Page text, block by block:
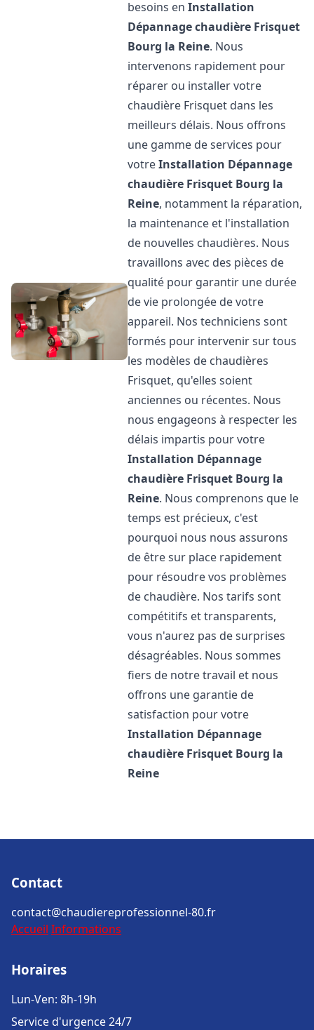
besoins enInstallation
Dépannage chaudière Frisquet
Bourg la Reine. Nous
intervenons rapidement pour
réparer ou installer votre
chaudière Frisquet dans les
meilleurs délais. Nous offrons
une gamme de services pour
votreInstallation Dépannage
chaudière Frisquet Bourg la
Reine, notamment la réparation,
la maintenance et l'installation
de nouvelles chaudières. Nous
travaillons avec des pièces de
qualité pour garantir une durée
de vie prolongée de votre
appareil. Nos techniciens sont
formés pour intervenir sur tous
les modèles de chaudières
Frisquet, qu'elles soient
anciennes ou récentes. Nous
nous engageons à respecter les
délais impartis pour votre
Installation Dépannage
chaudière Frisquet Bourg la
Reine. Nous comprenons que le
temps est précieux, c'est
pourquoi nous nous assurons
de être sur place rapidement
pour résoudre vos problèmes
de chaudière. Nos tarifs sont
compétitifs et transparents,
vous n'aurez pas de surprises
désagréables. Nous sommes
fiers de notre travail et nous
offrons une garantie de
satisfaction pour votre
Installation Dépannage
chaudière Frisquet Bourg la
Reine
Contact
contact@chaudiereprofessionnel-80.fr
Accueil Informations
Horaires
Lun-Ven: 8h-19h
Service d'urgence 24/7